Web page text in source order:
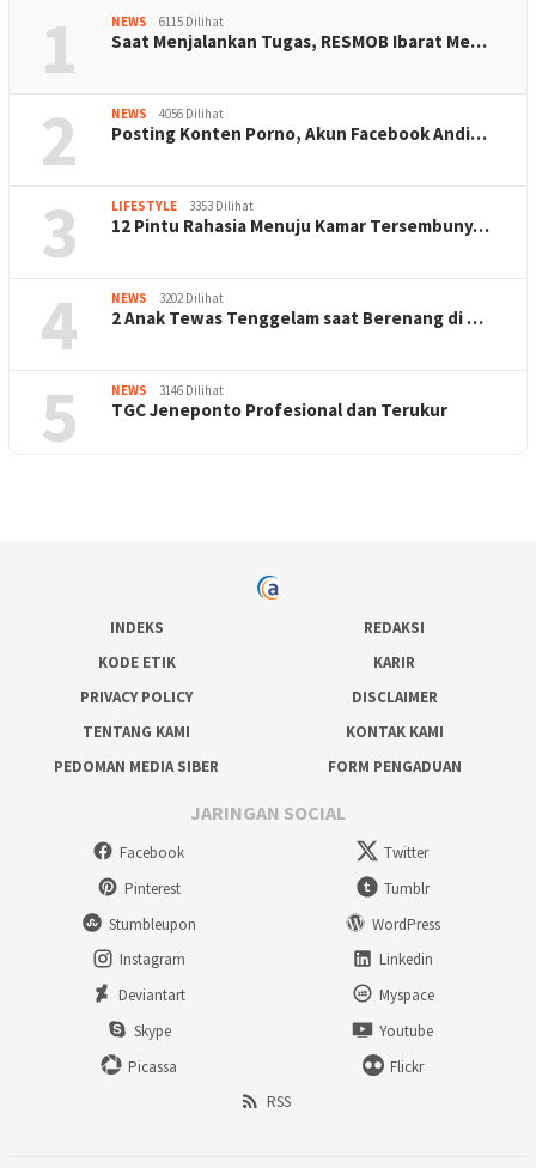
1 NEWS 6115 Dilihat
Saat Menjalankan Tugas, RESMOB Ibarat Me…
2 NEWS 4056 Dilihat
Posting Konten Porno, Akun Facebook Andi…
3 LIFESTYLE 3353 Dilihat
12 Pintu Rahasia Menuju Kamar Tersembuny…
4 NEWS 3202 Dilihat
2 Anak Tewas Tenggelam saat Berenang di …
5 NEWS 3146 Dilihat
TGC Jeneponto Profesional dan Terukur
INDEKS
REDAKSI
KODE ETIK
KARIR
PRIVACY POLICY
DISCLAIMER
TENTANG KAMI
KONTAK KAMI
PEDOMAN MEDIA SIBER
FORM PENGADUAN
JARINGAN SOCIAL
Facebook
Twitter
Pinterest
Tumblr
Stumbleupon
WordPress
Instagram
Linkedin
Deviantart
Myspace
Skype
Youtube
Picassa
Flickr
RSS